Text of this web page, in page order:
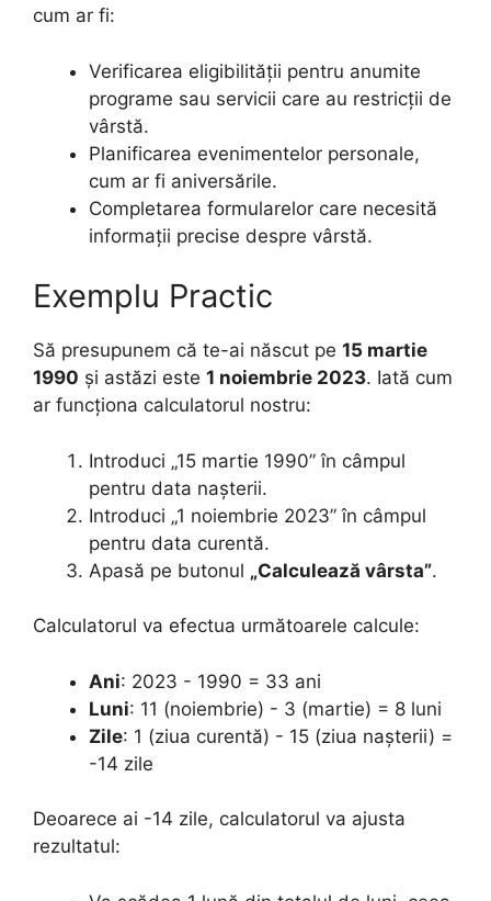
cum ar fi:
Verificarea eligibilității pentru anumite
programe sau servicii care au restricții de
vârstă.
Planificarea evenimentelor personale,
cum ar fi aniversările.
Completarea formularelor care necesită
informații precise despre vârstă.
Exemplu Practic
Să presupunem că te-ai născut pe 15 martie
1990 și astăzi este 1 noiembrie 2023. Iată cum
ar funcționa calculatorul nostru:
Introduci „15 martie 1990” în câmpul
pentru data nașterii.
Introduci „1 noiembrie 2023” în câmpul
pentru data curentă.
Apasă pe butonul „Calculează vârsta”.
Calculatorul va efectua următoarele calcule:
Ani: 2023 - 1990 = 33 ani
Luni: 11 (noiembrie) - 3 (martie) = 8 luni
Zile: 1 (ziua curentă) - 15 (ziua nașterii) =
-14 zile
Deoarece ai -14 zile, calculatorul va ajusta
rezultatul: